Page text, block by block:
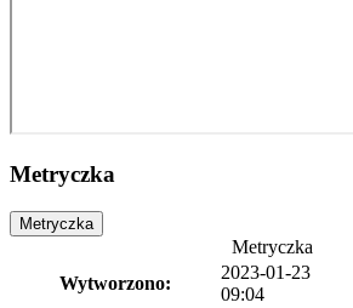
Metryczka
Metryczka
Metryczka
Wytworzono:
2023-01-23
09:04